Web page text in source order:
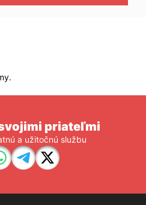
priateľmi
a užitočnú službu